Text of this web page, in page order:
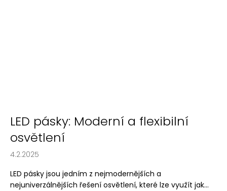
LED pásky: Moderní a flexibilní
osvětlení
4.2.2025
LED pásky jsou jedním z nejmodernějších a
nejuniverzálnějších řešení osvětlení, které lze využít jak...